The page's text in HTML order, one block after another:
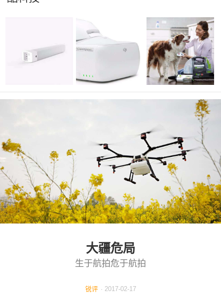
大疆Spark，无人机还
锐评 · 2017-06-11